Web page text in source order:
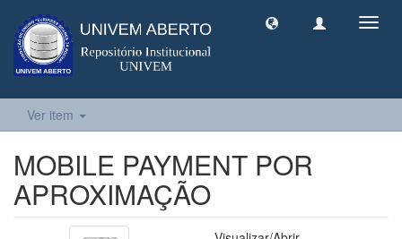
Ver item
MOBILE PAYMENT POR
APROXIMAÇÃO